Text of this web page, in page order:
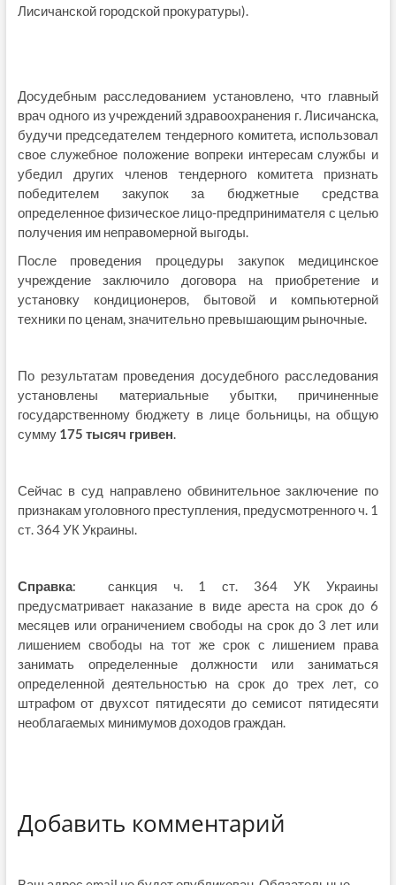
Лисичанской городской прокуратуры).
Досудебным расследованием установлено, что главный
врач одного из учреждений здравоохранения г. Лисичанска,
будучи председателем тендерного комитета, использовал
свое служебное положение вопреки интересам службы и
убедил других членов тендерного комитета признать
победителем закупок за бюджетные средства
определенное физическое лицо-предпринимателя с целью
получения им неправомерной выгоды.
После проведения процедуры закупок медицинское
учреждение заключило договора на приобретение и
установку кондиционеров, бытовой и компьютерной
техники по ценам, значительно превышающим рыночные.
По результатам проведения досудебного расследования
установлены материальные убытки, причиненные
государственному бюджету в лице больницы, на общую
сумму 175 тысяч гривен.
Сейчас в суд направлено обвинительное заключение по
признакам уголовного преступления, предусмотренного ч. 1
ст. 364 УК Украины.
Справка: санкция ч. 1 ст. 364 УК Украины
предусматривает наказание в виде ареста на срок до 6
месяцев или ограничением свободы на срок до 3 лет или
лишением свободы на тот же срок с лишением права
занимать определенные должности или заниматься
определенной деятельностью на срок до трех лет, со
штрафом от двухсот пятидесяти до семисот пятидесяти
необлагаемых минимумов доходов граждан.
Добавить комментарий